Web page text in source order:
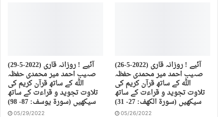
(29-5-2022) آئیے ! روزانہ قاری
صہیب احمد میر محمدی حفظہ
اللہ کے ساتھ قرآن کریم کی
تلاوت تجوید و قراءت کے ساتھ
سیکھیں (سورة يوسف: 87- 98)
05/29/2022
(26-5-2022) آئیے ! روزانہ قاری
صہیب احمد میر محمدی حفظہ
اللہ کے ساتھ قرآن کریم کی
تلاوت تجوید و قراءت کے ساتھ
سیکھیں (سورة الكهف: 27- 31)
05/26/2022